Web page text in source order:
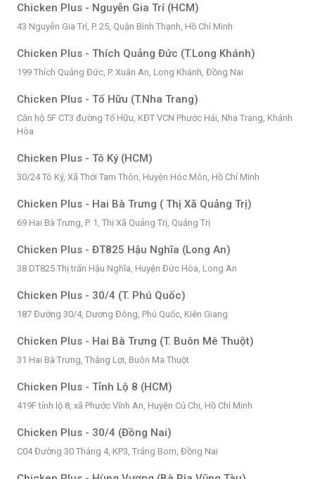
Chicken Plus - Nguyễn Gia Trí (HCM)
43 Nguyễn Gia Trí, P. 25, Quận Bình Thạnh, Hồ Chí Minh
Chicken Plus - Thích Quảng Đức (T.Long Khánh)
199 Thích Quảng Đức, P. Xuân An, Long Khánh, Đồng Nai
Chicken Plus - Tố Hữu (T.Nha Trang)
Căn hộ 5F CT3 đường Tố Hữu, KĐT VCN Phước Hải, Nha Trang, Khánh
Hòa
Chicken Plus - Tô Ký (HCM)
30/24 Tô Ký, Xã Thới Tam Thôn, Huyện Hóc Môn, Hồ Chí Minh
Chicken Plus - Hai Bà Trưng ( Thị Xã Quảng Trị)
69 Hai Bà Trưng, P. 1, Thị Xã Quảng Trị, Quảng Trị
Chicken Plus - ĐT825 Hậu Nghĩa (Long An)
38 DT825 Thị trấn Hậu Nghĩa, Huyện Đức Hòa, Long An
Chicken Plus - 30/4 (T. Phú Quốc)
187 Đường 30/4, Dương Đông, Phú Quốc, Kiên Giang
Chicken Plus - Hai Bà Trưng (T. Buôn Mê Thuột)
31 Hai Bà Trưng, Thắng Lợi, Buôn Ma Thuột
Chicken Plus - Tỉnh Lộ 8 (HCM)
419F tỉnh lộ 8, xã Phước Vĩnh An, Huyện Củ Chi, Hồ Chí Minh
Chicken Plus - 30/4 (Đồng Nai)
C04 Đường 30 Tháng 4, KP3, Trảng Bom, Đồng Nai